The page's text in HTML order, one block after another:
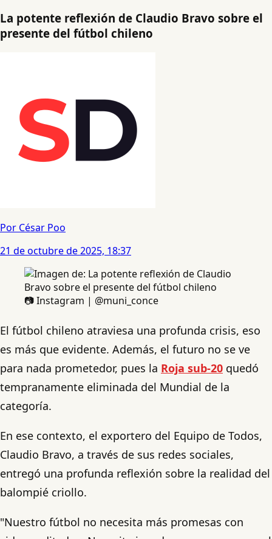
La potente reflexión de Claudio Bravo sobre el
presente del fútbol chileno
Por César Poo
21 de octubre de 2025, 18:37
📷 Instagram | @muni_conce
El fútbol chileno atraviesa una profunda crisis, eso
es más que evidente. Además, el futuro no se ve
para nada prometedor, pues la Roja sub-20 quedó
tempranamente eliminada del Mundial de la
categoría.
En ese contexto, el exportero del Equipo de Todos,
Claudio Bravo, a través de sus redes sociales,
entregó una profunda reflexión sobre la realidad del
balompié criollo.
"Nuestro fútbol no necesita más promesas con